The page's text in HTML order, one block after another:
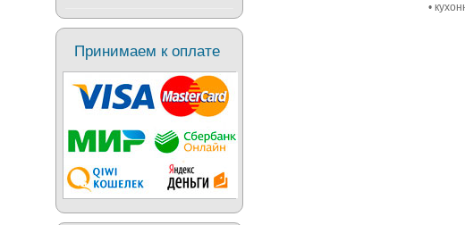
Принимаем к оплате
•